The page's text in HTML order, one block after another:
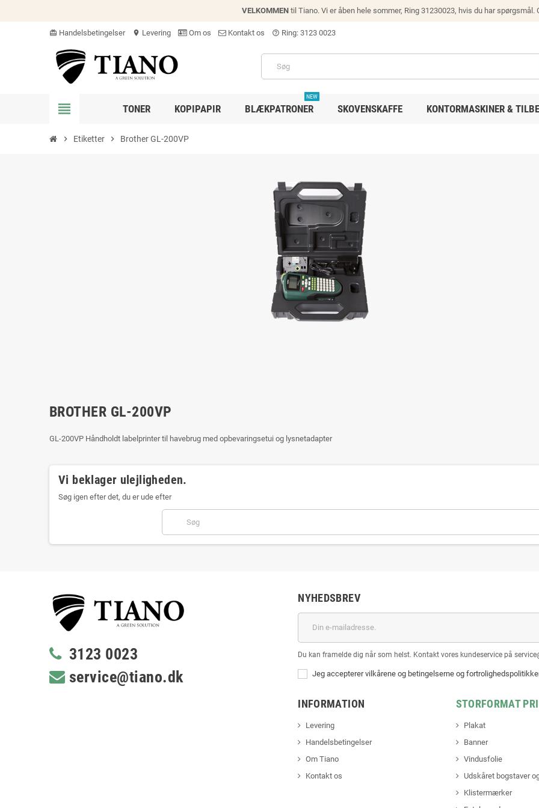
VELKOMMEN til Tiano. Vi er åben hele sommer, Ring 31230023, hvis du har spørgsmål.
card_giftcard Handelsbetingelser location_on Levering Om os Kontakt os help_outline Ring: 3123 0023
view_headline TONER KOPIPAPIR BLÆKPATRONER
NEW
SKOVENSKAFFE KONTORMASKINER &
chevron_right Etiketter chevron_right Brother GL-200VP
BROTHER GL-200VP
GL-200VP Håndholdt labelprinter til havebrug med opbevaringsetui og lysnetadapter
Vi beklager ulejligheden.
Søg igen efter det, du er ude efter
3123 0023
service@tiano.dk
NYHEDSBREV
Du kan framelde dig når som helst. Kontakt vores kundeservice på
Jeg accepterer vilkårene og betingelserne og
INFORMATION
Levering
Handelsbetingelser
Om Tiano
Kontakt os
STORFORMAT
Plakat
Banner
Vindusfolie
Udskåret bogstaver
Klistermærker